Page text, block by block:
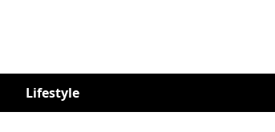
Lifestyle